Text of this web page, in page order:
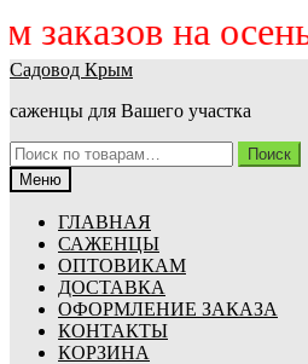
заказов на
Перейти
навигации
Перейти
содержимому
Садовод Крым
саженцы для Вашего участка
Искать:
Поиск
Меню
ГЛАВНАЯ
САЖЕНЦЫ
ОПТОВИКАМ
ДОСТАВКА
ОФОРМЛЕНИЕ ЗАКАЗА
КОНТАКТЫ
КОРЗИНА